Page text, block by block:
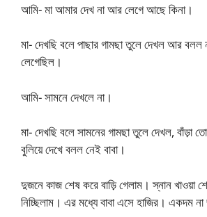
আমি- মা আমার দেখ না আর লেগে আছে কিনা।
মা- দেখছি বলে পাছার গামছা তুলে দেখল আর বলল
লেগেছিল।
আমি- সামনে দেখলে না।
মা- দেখছি বলে সামনের গামছা তুলে দেখল, বাঁড়া
বুলিয়ে দেখে বলল নেই বাবা।
দুজনে কাজ শেষ করে বাড়ি গেলাম। স্নান খাওয়া
নিচ্ছিলাম। এর মধ্যে বাবা এসে হাজির। একদম না